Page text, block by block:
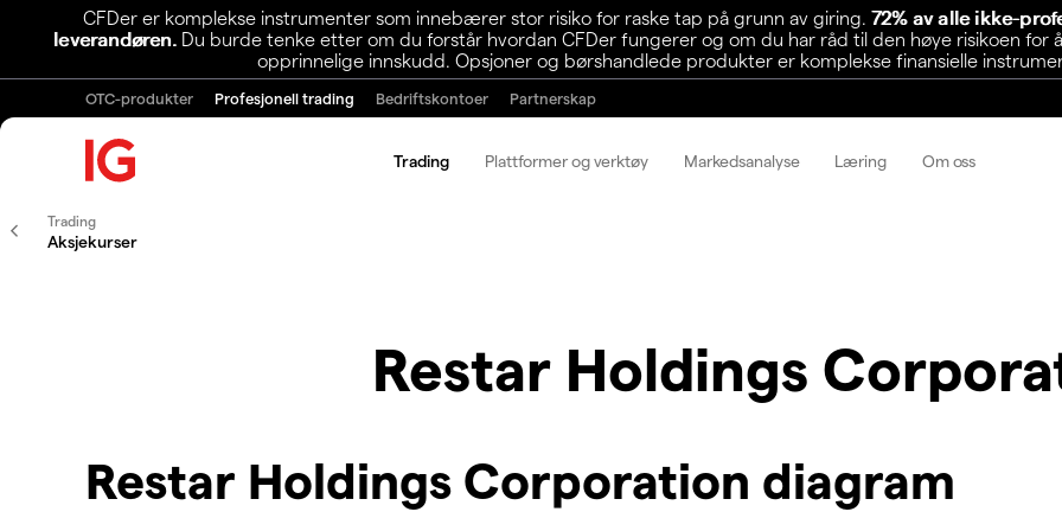
CFDer er komplekse instrumenter som innebærer stor risiko for raske tap på grunn av giring.72% av alle ikke-
leverandøren.Du burde tenke etter om du forstår hvordan CFDer fungerer og om du har råd til den høye risikoen for
opprinnelige innskudd. Opsjoner og børshandlede produkter er komplekse finansielle
OTC-produkter Profesjonell trading Bedriftskontoer Partnerskap
Trading Plattformer og verktøy Markedsanalyse Læring Om oss
Trading
Aksjekurser
Restar Holdings
Restar Holdings Corporation diagram